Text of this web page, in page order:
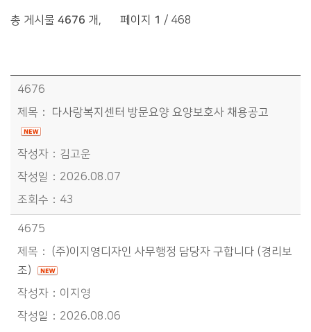
총 게시물 4676 개 , 페이지 1 / 468
소통참여>시민공지신청>채용공지신청 목록 - 번호, 공지승인, 제목, 작성자, 작성일, 조회수정보 제공
4676
다사랑복지센터 방문요양 요양보호사 채용공고
김고운
2026.08.07
43
4675
(주)이지영디자인 사무행정 담당자 구합니다 (경리보
조)
이지영
2026.08.06